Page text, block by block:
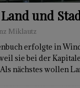
und
Miklautz
erfolgte in
sie bei der
nächstes wollen